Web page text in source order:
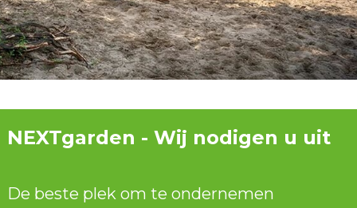
NEXTgarden - Wij nodigen u uit
De beste plek om te ondernemen